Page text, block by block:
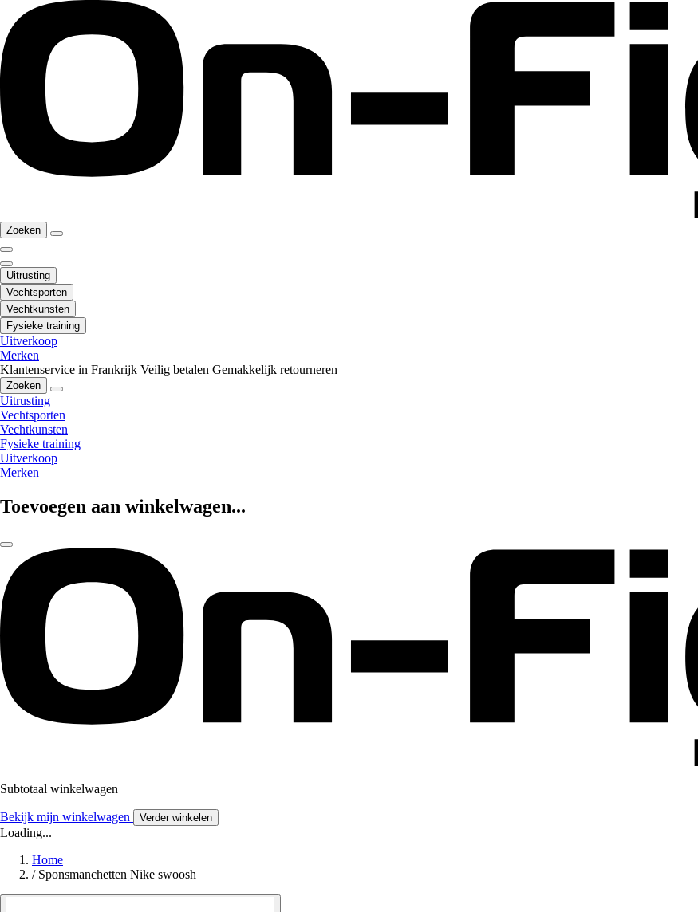
Zoeken
Uitrusting
Vechtsporten
Vechtkunsten
Fysieke training
Uitverkoop
Merken
Klantenservice in Frankrijk Veilig betalen Gemakkelijk retourneren
Zoeken
Uitrusting
Vechtsporten
Vechtkunsten
Fysieke training
Uitverkoop
Merken
Toevoegen aan winkelwagen...
Subtotaal winkelwagen
Bekijk mijn winkelwagen Verder winkelen
Loading...
Home
/ Sponsmanchetten Nike swoosh